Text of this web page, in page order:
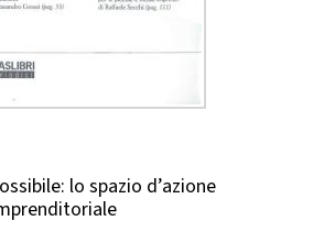
lo spazio d’azione